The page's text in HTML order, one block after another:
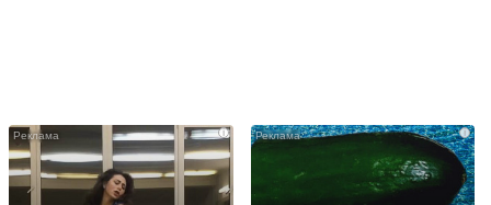
i i